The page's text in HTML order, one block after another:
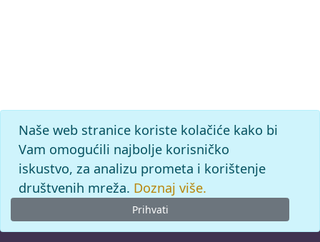
Naše web stranice koriste kolačiće kako bi
Vam omogućili najbolje korisničko
iskustvo, za analizu prometa i korištenje
društvenih mreža. Doznaj više.
Prihvati
© 2026Leksikografski zavodMiroslav Krleža